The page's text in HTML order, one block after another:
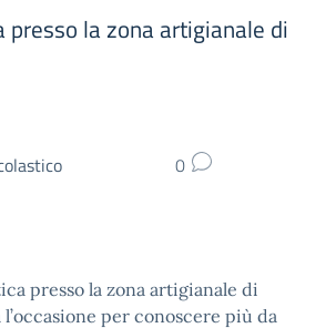
presso la zona artigianale di
0
presso la zona artigianale di
per conoscere più da